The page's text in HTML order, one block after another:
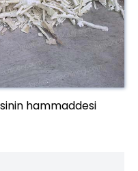
hammaddesi